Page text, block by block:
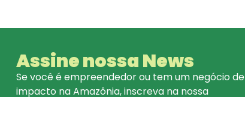
Assine nossa News
Se você é empreendedor ou tem um negócio de
impacto na Amazônia, inscreva na nossa